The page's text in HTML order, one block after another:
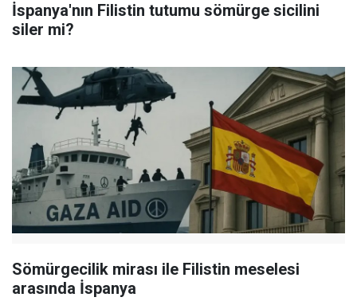
İspanya'nın Filistin tutumu sömürge sicilini
siler mi?
Sömürgecilik mirası ile Filistin meselesi
arasında İspanya